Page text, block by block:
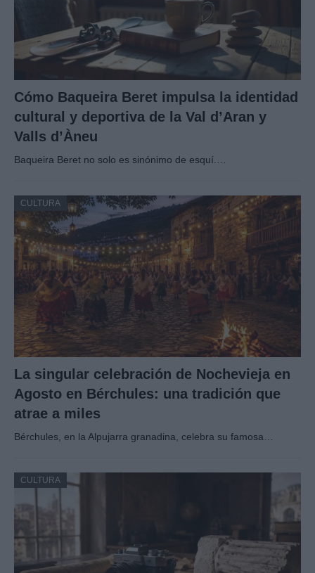
Cómo Baqueira Beret impulsa la identidad
cultural y deportiva de la Val d’Aran y
Valls d’Àneu
Baqueira Beret no solo es sinónimo de esquí.…
CULTURA
La singular celebración de Nochevieja en
Agosto en Bérchules: una tradición que
atrae a miles
Bérchules, en la Alpujarra granadina, celebra su famosa…
CULTURA